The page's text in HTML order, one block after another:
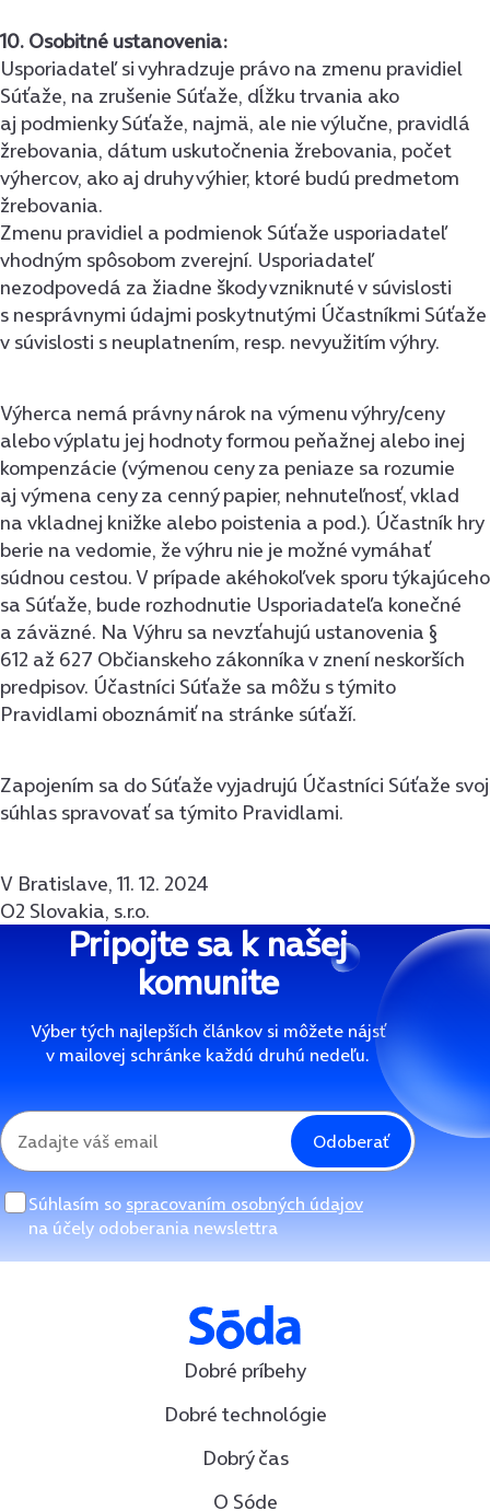
10. Osobitné ustanovenia:
Usporiadateľ si vyhradzuje právo na zmenu pravidiel
Súťaže, na zrušenie Súťaže, dĺžku trvania ako
aj podmienky Súťaže, najmä, ale nie výlučne, pravidlá
žrebovania, dátum uskutočnenia žrebovania, počet
výhercov, ako aj druhy výhier, ktoré budú predmetom
žrebovania.
Zmenu pravidiel a podmienok Súťaže usporiadateľ
vhodným spôsobom zverejní. Usporiadateľ
nezodpovedá za žiadne škody vzniknuté v súvislosti
s nesprávnymi údajmi poskytnutými Účastníkmi Súťaže
v súvislosti s neuplatnením, resp. nevyužitím výhry.
Výherca nemá právny nárok na výmenu výhry/ceny
alebo výplatu jej hodnoty formou peňažnej alebo inej
kompenzácie (výmenou ceny za peniaze sa rozumie
aj výmena ceny za cenný papier, nehnuteľnosť, vklad
na vkladnej knižke alebo poistenia a pod.). Účastník hry
berie na vedomie, že výhru nie je možné vymáhať
súdnou cestou. V prípade akéhokoľvek sporu týkajúceho
sa Súťaže, bude rozhodnutie Usporiadateľa konečné
a záväzné. Na Výhru sa nevzťahujú ustanovenia §
612 až 627 Občianskeho zákonníka v znení neskorších
predpisov. Účastníci Súťaže sa môžu s týmito
Pravidlami oboznámiť na stránke súťaží.
Zapojením sa do Súťaže vyjadrujú Účastníci Súťaže svoj
súhlas spravovať sa týmito Pravidlami.
V Bratislave, 11. 12. 2024
O2 Slovakia, s.r.o.
Pripojte sa k našej
komunite
Výber tých najlepších článkov si môžete nájsť
v mailovej schránke každú druhú nedeľu.
Odoberať
Súhlasím so spracovaním osobných údajov
na účely odoberania newslettra
Dobré príbehy
Dobré technológie
Dobrý čas
O Sóde